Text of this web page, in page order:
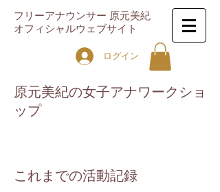
フリーアナウンサー 原元美紀
オフィシャルウェブサイト
ログイン
原元美紀の女子アナワークショ
ップ
これまでの活動記録